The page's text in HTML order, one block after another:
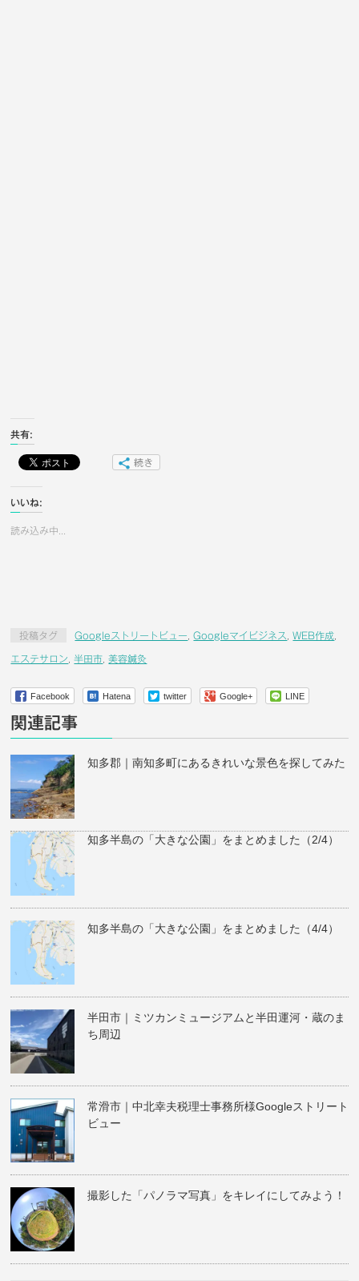
共有:
続き
いいね:
読み込み中...
投稿タグ Googleストリートビュー ,Googleマイビジネス ,WEB作成
エステサロン ,半田市 ,美容鍼灸
Facebook Hatena twitter Google+ LINE
関連記事
知多郡｜南知多町にあるきれいな景色を探してみた
知多半島の「大きな公園」をまとめました（2/4）
知多半島の「大きな公園」をまとめました（4/4）
半田市｜ミツカンミュージアムと半田運河・蔵のま
ち周辺
常滑市｜中北幸夫税理士事務所様Googleストリート
ビュー
撮影した「パノラマ写真」をキレイにしてみよう！